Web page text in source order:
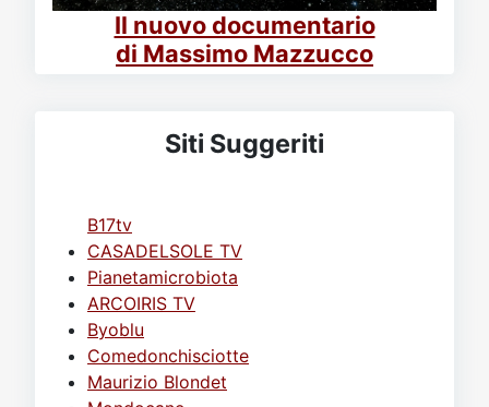
Il nuovo documentario
di Massimo Mazzucco
Siti Suggeriti
B17tv
CASADELSOLE TV
Pianetamicrobiota
ARCOIRIS TV
Byoblu
Comedonchisciotte
Maurizio Blondet